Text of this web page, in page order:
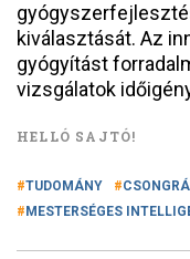
kiválasztását. Az
gyógyítást
vizsgálatok
HELLÓ SAJTÓ!
TUDOMÁNY
MESTERSÉGES